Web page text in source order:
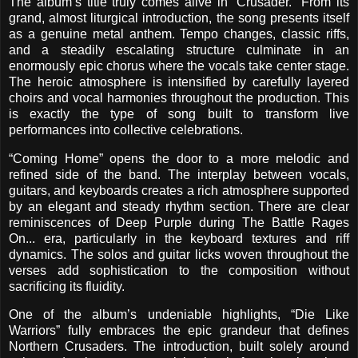
grand, almost liturgical introduction, the song presents itself
as a genuine metal anthem. Tempo changes, classic riffs,
and a steadily escalating structure culminate in an
enormously epic chorus where the vocals take center stage.
The heroic atmosphere is intensified by carefully layered
choirs and vocal harmonies throughout the production. This
is exactly the type of song built to transform live
performances into collective celebrations.
“Coming Home” opens the door to a more melodic and
refined side of the band. The interplay between vocals,
guitars, and keyboards creates a rich atmosphere supported
by an elegant and steady rhythm section. There are clear
reminiscences of Deep Purple during The Battle Rages
On... era, particularly in the keyboard textures and riff
dynamics. The solos and guitar licks woven throughout the
verses add sophistication to the composition without
sacrificing its fluidity.
One of the album’s undeniable highlights, “Die Like
Warriors” fully embraces the epic grandeur that defines
Northern Crusaders. The introduction, built solely around